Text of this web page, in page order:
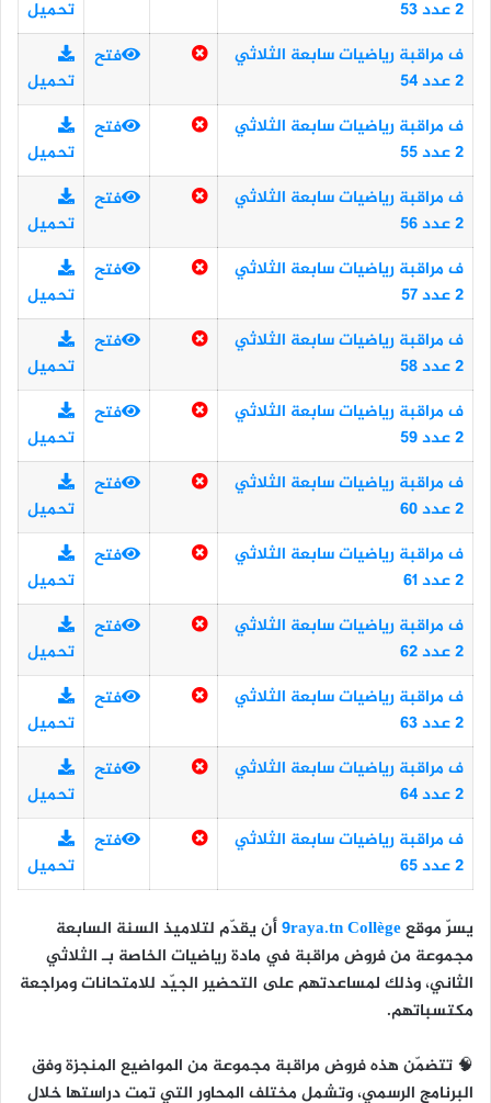
2 عدد 53
تحميل
ف مراقبة رياضيات سابعة الثلاثي
2 عدد 54
فتح
تحميل
ف مراقبة رياضيات سابعة الثلاثي
2 عدد 55
فتح
تحميل
ف مراقبة رياضيات سابعة الثلاثي
2 عدد 56
فتح
تحميل
ف مراقبة رياضيات سابعة الثلاثي
2 عدد 57
فتح
تحميل
ف مراقبة رياضيات سابعة الثلاثي
2 عدد 58
فتح
تحميل
ف مراقبة رياضيات سابعة الثلاثي
2 عدد 59
فتح
تحميل
ف مراقبة رياضيات سابعة الثلاثي
2 عدد 60
فتح
تحميل
ف مراقبة رياضيات سابعة الثلاثي
2 عدد 61
فتح
تحميل
ف مراقبة رياضيات سابعة الثلاثي
2 عدد 62
فتح
تحميل
ف مراقبة رياضيات سابعة الثلاثي
2 عدد 63
فتح
تحميل
ف مراقبة رياضيات سابعة الثلاثي
2 عدد 64
فتح
تحميل
ف مراقبة رياضيات سابعة الثلاثي
2 عدد 65
فتح
تحميل
يسرّ موقع9raya.tn Collègeأن يقدّم لتلاميذ السنة السابعة
مجموعة منفروض مراقبة في مادة رياضيات الخاصة بـالثلاثي
الثاني، وذلك لمساعدتهم على التحضير الجيّد للامتحانات ومراجعة
مكتسباتهم.
🧠 تتضمّن هذه فروض مراقبة مجموعة من المواضيع المنجزة وفق
البرنامج الرسمي، وتشمل مختلف المحاور التي تمت دراستها خلال